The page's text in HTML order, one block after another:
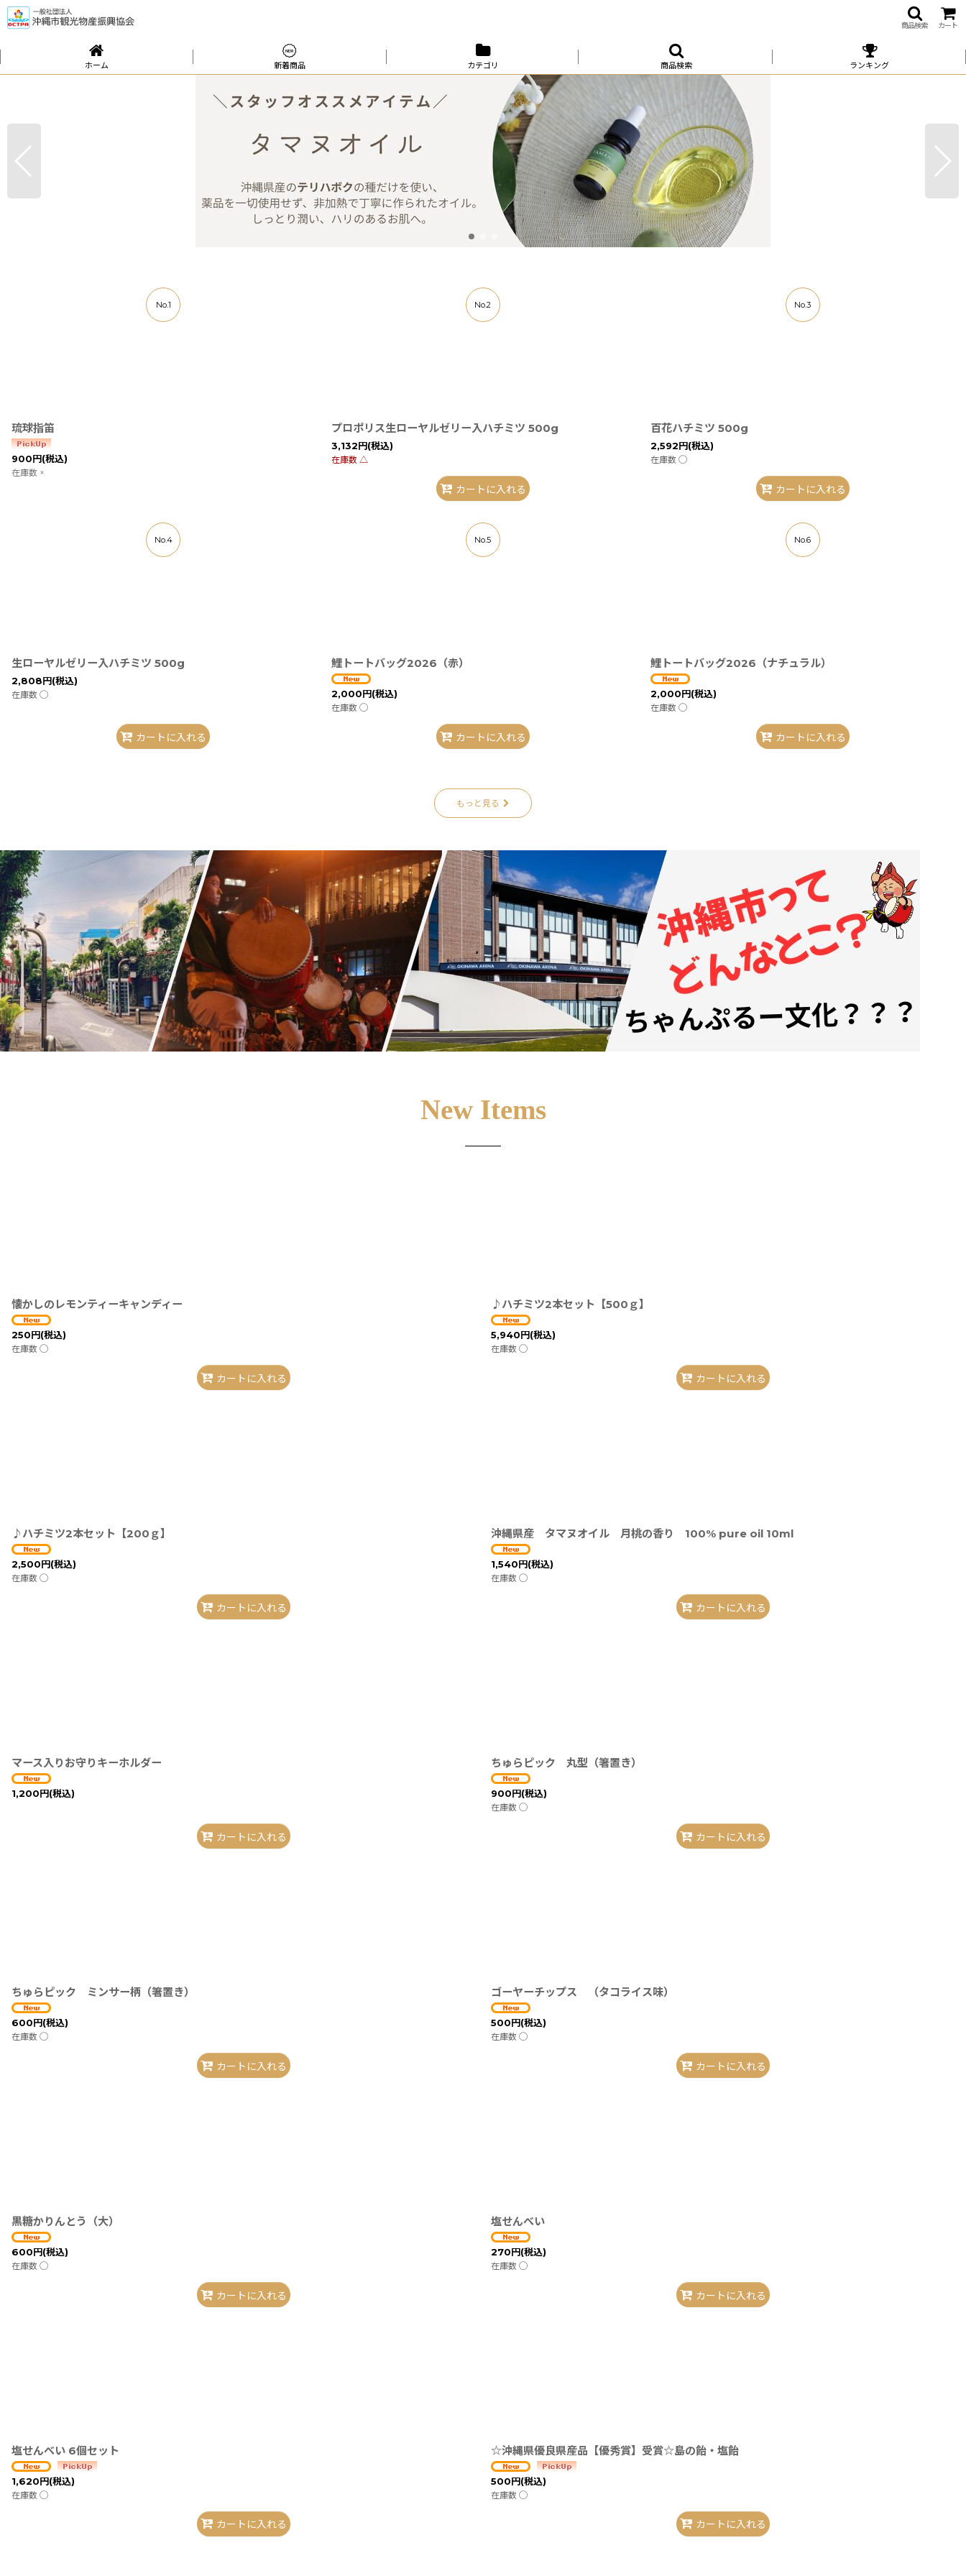
商品検索 カート
ホーム 新着商品 カテゴリ 商品検索 ランキング
No.1
琉球指笛
900円(税込)
在庫数 ×
No.2
プロポリス生ローヤルゼリー入ハチミツ 500g
3,132円(税込)
在庫数 △
カートに入れる
No.3
百花ハチミツ 500g
2,592円(税込)
在庫数 ◯
カートに入れる
No.4
生ローヤルゼリー入ハチミツ 500g
2,808円(税込)
在庫数 ◯
カートに入れる
No.5
鯉トートバッグ2026（赤）
2,000円(税込)
在庫数 ◯
カートに入れる
No.6
鯉トートバッグ2026（ナチュラル）
2,000円(税込)
在庫数 ◯
カートに入れる
もっと見る
New Items
懐かしのレモンティーキャンディー
250円(税込)
在庫数 ◯
カートに入れる
♪ハチミツ2本セット【500ｇ】
5,940円(税込)
在庫数 ◯
カートに入れる
♪ハチミツ2本セット【200ｇ】
2,500円(税込)
在庫数 ◯
カートに入れる
沖縄県産 タマヌオイル 月桃の香り 100% pure oil 10ml
1,540円(税込)
在庫数 ◯
カートに入れる
マース入りお守りキーホルダー
1,200円(税込)
カートに入れる
ちゅらピック 丸型（箸置き）
900円(税込)
在庫数 ◯
カートに入れる
ちゅらピック ミンサー柄（箸置き）
600円(税込)
在庫数 ◯
カートに入れる
ゴーヤーチップス （タコライス味）
500円(税込)
在庫数 ◯
カートに入れる
黒糖かりんとう（大）
600円(税込)
在庫数 ◯
カートに入れる
塩せんべい
270円(税込)
在庫数 ◯
カートに入れる
塩せんべい 6個セット
1,620円(税込)
在庫数 ◯
カートに入れる
☆沖縄県優良県産品【優秀賞】受賞☆島の飴・塩飴
500円(税込)
在庫数 ◯
カートに入れる